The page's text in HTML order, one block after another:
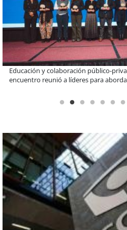
Claves para comprar